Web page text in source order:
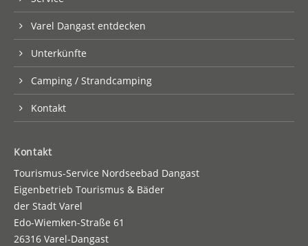
Varel Dangast entdecken
Unterkünfte
Camping / Strandcamping
Kontakt
Kontakt
Tourismus-Service Nordseebad Dangast
Eigenbetrieb Tourismus & Bäder
der Stadt Varel
Edo-Wiemken-Straße 61
26316 Varel-Dangast